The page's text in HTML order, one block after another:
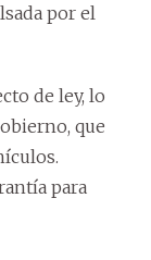
por el
de ley, lo
que
para